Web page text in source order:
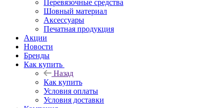
Перевязочные средства
Шовный материал
Аксессуары
Печатная продукция
Акции
Новости
Бренды
Как купить
Назад
Как купить
Условия оплаты
Условия доставки